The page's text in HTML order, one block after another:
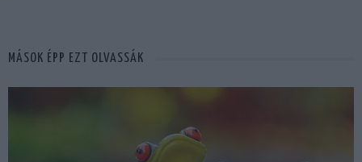
MÁSOK ÉPP EZT OLVASSÁK